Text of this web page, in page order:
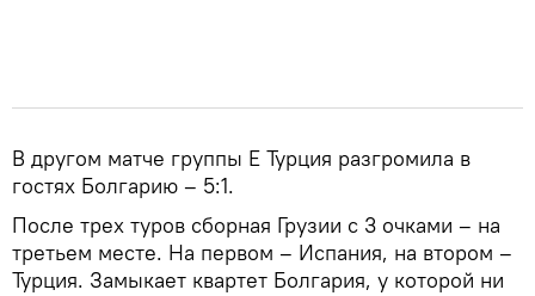
В другом матче группы Е Турция разгромила в
гостях Болгарию – 5:1.
После трех туров сборная Грузии с 3 очками – на
третьем месте. На первом – Испания, на втором –
Турция. Замыкает квартет Болгария, у которой ни